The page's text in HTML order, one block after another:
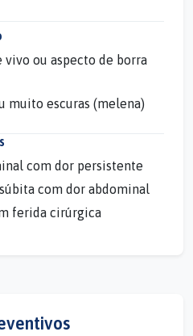
vivo ou aspecto de borra
muito escuras (melena)
com dor persistente
com dor abdominal
ferida cirúrgica